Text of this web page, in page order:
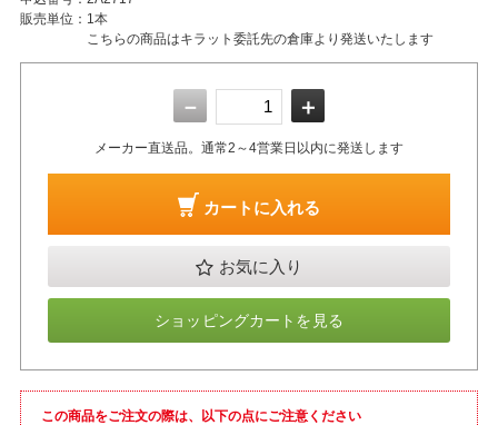
販売単位： 1本
こちらの商品はキラット委託先の倉庫より発送いたします
－ ＋
メーカー直送品。通常2～4営業日以内に発送します
カートに入れる
お気に入り
ショッピングカートを見る
この商品をご注文の際は、以下の点にご注意ください